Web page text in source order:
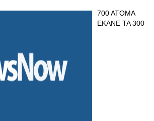
700 ΑΤΟΜΑ
ΕΚΑΝΕ ΤΑ 300